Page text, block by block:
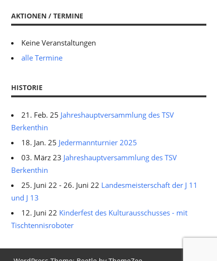
AKTIONEN / TERMINE
Keine Veranstaltungen
alle Termine
HISTORIE
21. Feb. 25 Jahreshauptversammlung des TSV
Berkenthin
18. Jan. 25 Jedermannturnier 2025
03. März 23 Jahreshauptversammlung des TSV
Berkenthin
25. Juni 22 - 26. Juni 22 Landesmeisterschaft der J 11
und J 13
12. Juni 22 Kinderfest des Kulturausschusses - mit
Tischtennisroboter